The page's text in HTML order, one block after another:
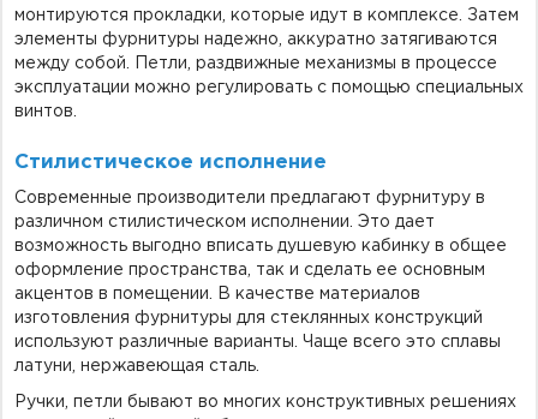
монтируются прокладки, которые идут в комплексе. Затем
элементы фурнитуры надежно, аккуратно затягиваются
между собой. Петли, раздвижные механизмы в процессе
эксплуатации можно регулировать с помощью специальных
винтов.
Стилистическое исполнение
Современные производители предлагают фурнитуру в
различном стилистическом исполнении. Это дает
возможность выгодно вписать душевую кабинку в общее
оформление пространства, так и сделать ее основным
акцентов в помещении. В качестве материалов
изготовления фурнитуры для стеклянных конструкций
используют различные варианты. Чаще всего это сплавы
латуни, нержавеющая сталь.
Ручки, петли бывают во многих конструктивных решениях